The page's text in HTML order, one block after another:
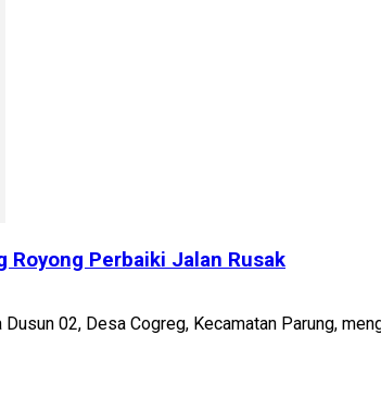
Royong Perbaiki Jalan Rusak
02, Desa Cogreg, Kecamatan Parung,